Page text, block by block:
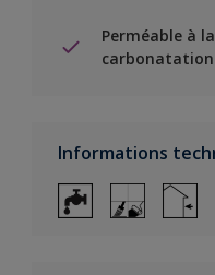
Perméable à
Informations